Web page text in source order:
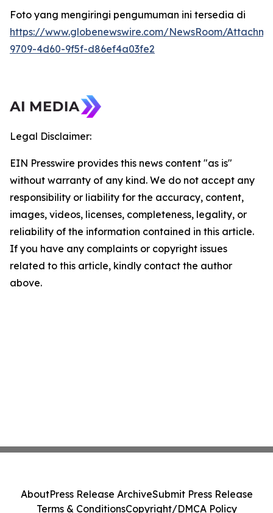
Foto yang mengiringi pengumuman ini tersedia di
https://www.globenewswire.com/NewsRoom/
9709-4d60-9f5f-d86ef4a03fe2
Legal Disclaimer:
EIN Presswire provides this news content "as is"
without warranty of any kind. We do not accept any
responsibility or liability for the accuracy, content,
images, videos, licenses, completeness, legality, or
reliability of the information contained in this article.
If you have any complaints or copyright issues
related to this article, kindly contact the author
above.
AboutPress Release ArchiveSubmit Press Release
Terms & ConditionsCopyright/DMCA Policy